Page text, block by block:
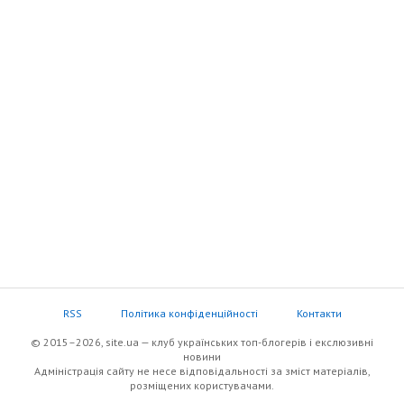
RSS Політика конфіденційності Контакти
© 2015–2026, site.ua — клуб українських топ-блогерів i екслюзивнi
новини
Адміністрація сайту не несе відповідальності за зміст матеріалів,
розміщених користувачами.